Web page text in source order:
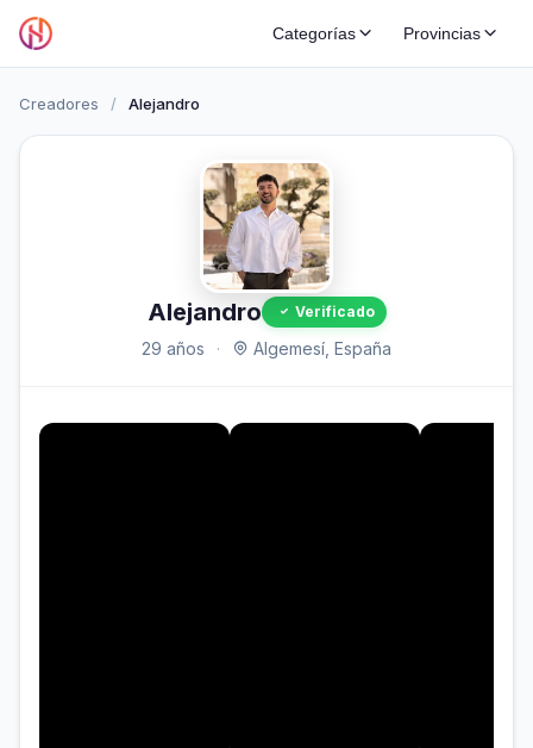
Categorías Provincias
Creadores / Alejandro
Alejandro Verificado
29 años · Algemesí, España